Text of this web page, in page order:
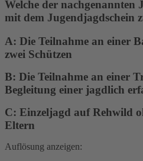
Welche der nachgenannten
mit dem Jugendjagdschein
A: Die Teilnahme an einer
zwei Schützen
B: Die Teilnahme an einer
Begleitung einer jagdlich
C: Einzeljagd auf Rehwild
Eltern
Auflösung anzeigen: